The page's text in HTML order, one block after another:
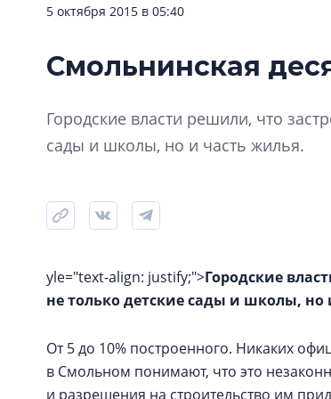
5 октября 2015 в 05:40
Смольнинская
Городские власти решили, что
сады и школы, но и часть жилья.
yle="text-align: justify;">Городские
не только детские сады и школы, но
От 5 до 10% построенного. Никаких
в Смольном понимают, что это
и разрешения на строительство им